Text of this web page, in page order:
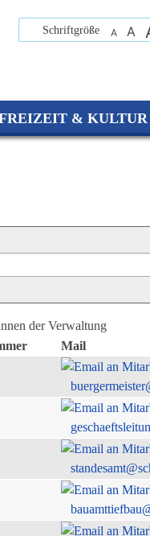
Schriftgröße A A
& KULTUR
der Verwaltung
Mail